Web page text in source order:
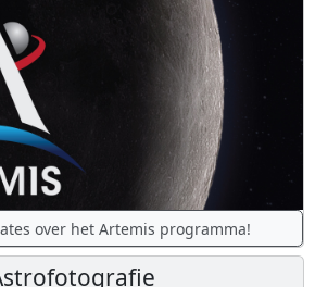
over het Artemis programma!